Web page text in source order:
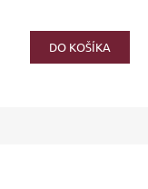
DO KOŠÍKA